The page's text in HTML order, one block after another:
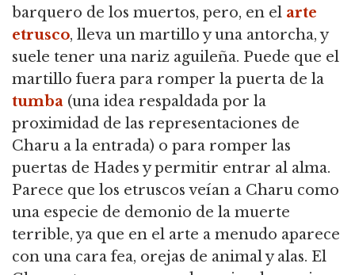
barquero de los muertos, pero, en el arte
etrusco, lleva un martillo y una antorcha, y
suele tener una nariz aguileña. Puede que el
martillo fuera para romper la puerta de la
tumba (una idea respaldada por la
proximidad de las representaciones de
Charu a la entrada) o para romper las
puertas de Hades y permitir entrar al alma.
Parece que los etruscos veían a Charu como
una especie de demonio de la muerte
terrible, ya que en el arte a menudo aparece
con una cara fea, orejas de animal y alas. El